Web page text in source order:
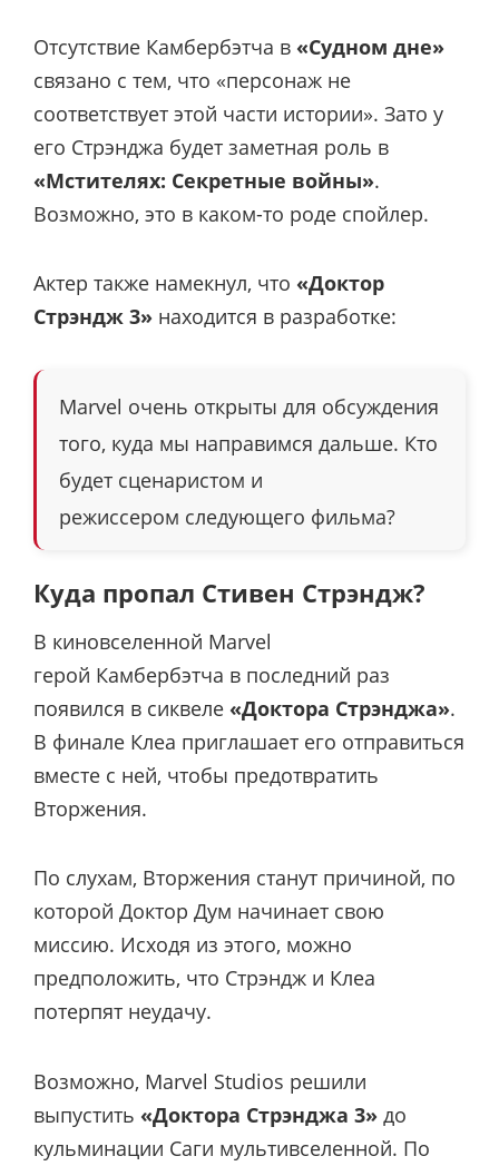
Отсутствие Камбербэтча в «Судном дне»
связано с тем, что «персонаж не
соответствует этой части истории». Зато у
его Стрэнджа будет заметная роль в
«Мстителях: Секретные войны».
Возможно, это в каком-то роде спойлер.
Актер также намекнул, что «Доктор
Стрэндж 3» находится в разработке:
Marvel очень открыты для обсуждения
того, куда мы направимся дальше. Кто
будет сценаристом и
режиссером следующего фильма?
Куда пропал Стивен Стрэндж?
В киновселенной Marvel
герой Камбербэтча в последний раз
появился в сиквеле «Доктора Стрэнджа».
В финале Клеа приглашает его отправиться
вместе с ней, чтобы предотвратить
Вторжения.
По слухам, Вторжения станут причиной, по
которой Доктор Дум начинает свою
миссию. Исходя из этого, можно
предположить, что Стрэндж и Клеа
потерпят неудачу.
Возможно, Marvel Studios решили
выпустить «Доктора Стрэнджа 3» до
кульминации Саги мультивселенной. По